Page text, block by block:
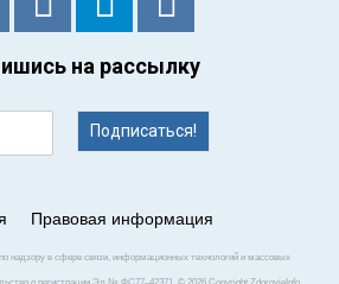
на рассылку
Подписаться!
Правовая информация
надзору в сфере связи, информационных технологий и массовых